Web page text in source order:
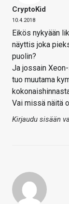
CryptoKid
10.4.2018
Eikös nykyään
näyttis joka
puolin?
Ja jossain
tuo muutama
Vai missä näitä
Kirjaudu sisään